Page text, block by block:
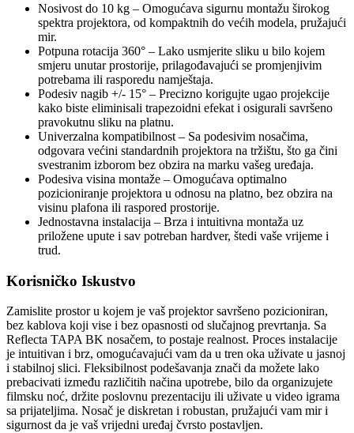
Nosivost do 10 kg – Omogućava sigurnu montažu širokog
spektra projektora, od kompaktnih do većih modela, pružajući
mir.
Potpuna rotacija 360° – Lako usmjerite sliku u bilo kojem
smjeru unutar prostorije, prilagođavajući se promjenjivim
potrebama ili rasporedu namještaja.
Podesiv nagib +/- 15° – Precizno korigujte ugao projekcije
kako biste eliminisali trapezoidni efekat i osigurali savršeno
pravokutnu sliku na platnu.
Univerzalna kompatibilnost – Sa podesivim nosačima,
odgovara većini standardnih projektora na tržištu, što ga čini
svestranim izborom bez obzira na marku vašeg uređaja.
Podesiva visina montaže – Omogućava optimalno
pozicioniranje projektora u odnosu na platno, bez obzira na
visinu plafona ili raspored prostorije.
Jednostavna instalacija – Brza i intuitivna montaža uz
priložene upute i sav potreban hardver, štedi vaše vrijeme i
trud.
Korisničko Iskustvo
Zamislite prostor u kojem je vaš projektor savršeno pozicioniran,
bez kablova koji vise i bez opasnosti od slučajnog prevrtanja. Sa
Reflecta TAPA BK nosačem, to postaje realnost. Proces instalacije
je intuitivan i brz, omogućavajući vam da u tren oka uživate u jasnoj
i stabilnoj slici. Fleksibilnost podešavanja znači da možete lako
prebacivati između različitih načina upotrebe, bilo da organizujete
filmsku noć, držite poslovnu prezentaciju ili uživate u video igrama
sa prijateljima. Nosač je diskretan i robustan, pružajući vam mir i
sigurnost da je vaš vrijedni uređaj čvrsto postavljen.